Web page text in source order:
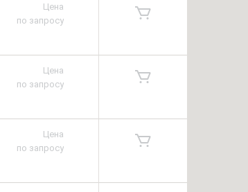
Цена
по запросу
Цена
по запросу
Цена
по запросу